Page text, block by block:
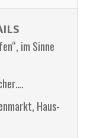
im Sinne
Haus-